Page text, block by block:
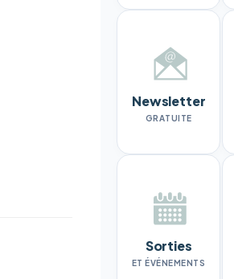
Newsletter
GRATUITE
Sorties
ET ÉVÉNEMENTS